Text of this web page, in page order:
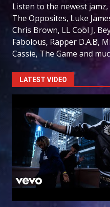
Listen to the newest
The Opposites, Luke
Chris Brown, LL Cool J,
Fabolous, Rapper D.A.B,
Cassie, The Game and
LATEST VIDEO